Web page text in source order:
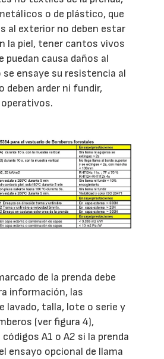
o de plástico, que
al exterior no deben estar
la piel, tener cantos vivos
puedan causa daños al
se ensaye su resistencia al
deben arder ni fundir,
de la prenda debe
información, las
lavado, talla, lote o serie y
(ver figura 4),
A1 o A2 si la prenda
ensayo opcional de llama